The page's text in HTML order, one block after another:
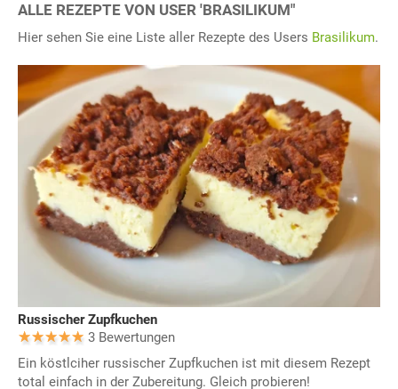
ALLE REZEPTE VON USER 'BRASILIKUM"
Hier sehen Sie eine Liste aller Rezepte des Users Brasilikum.
Russischer Zupfkuchen
3 Bewertungen
Ein köstlciher russischer Zupfkuchen ist mit diesem Rezept
total einfach in der Zubereitung. Gleich probieren!